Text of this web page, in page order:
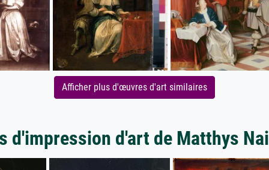
Afficher plus d'œuvres d'art similaires
d'impression d'art de Matthys